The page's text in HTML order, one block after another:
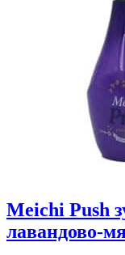
Meichi Push
лавандово-